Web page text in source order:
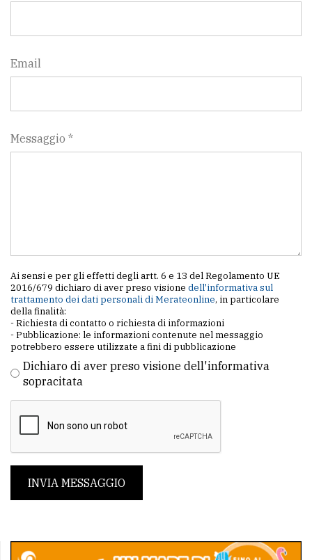
Email
Messaggio *
Ai sensi e per gli effetti degli artt. 6 e 13 del Regolamento UE
2016/679 dichiaro di aver preso visione dell'informativa sul
trattamento dei dati personali di Merateonline, in particolare
della finalità:
- Richiesta di contatto o richiesta di informazioni
- Pubblicazione: le informazioni contenute nel messaggio
potrebbero essere utilizzate a fini di pubblicazione
Dichiaro di aver preso visione dell'informativa
sopracitata
INVIA MESSAGGIO